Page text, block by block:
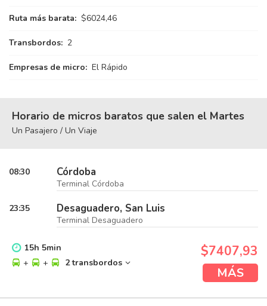
Ruta más barata: $6024,46
Transbordos: 2
Empresas de micro: El Rápido
Horario de micros baratos que salen el Martes
Un Pasajero / Un Viaje
08:30 Córdoba
Terminal Córdoba
23:35 Desaguadero, San Luis
Terminal Desaguadero
15h 5min
+
+ 2 transbordos
$7407,93
MÁS